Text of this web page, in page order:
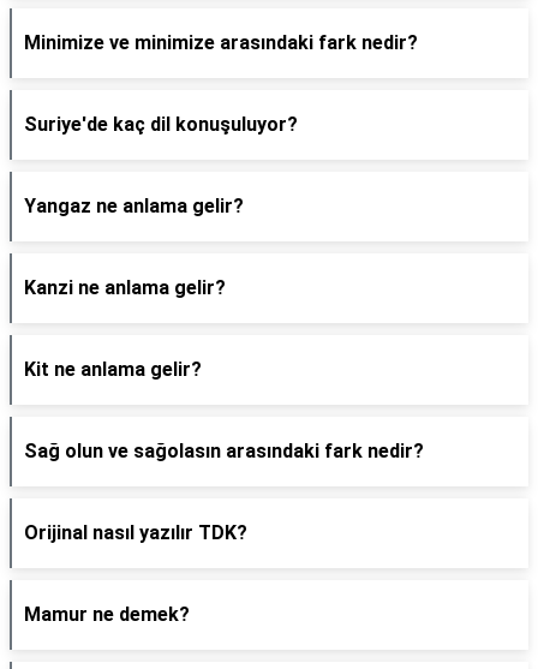
Minimize ve minimize arasındaki fark nedir?
Suriye'de kaç dil konuşuluyor?
Yangaz ne anlama gelir?
Kanzi ne anlama gelir?
Kit ne anlama gelir?
Sağ olun ve sağolasın arasındaki fark nedir?
Orijinal nasıl yazılır TDK?
Mamur ne demek?